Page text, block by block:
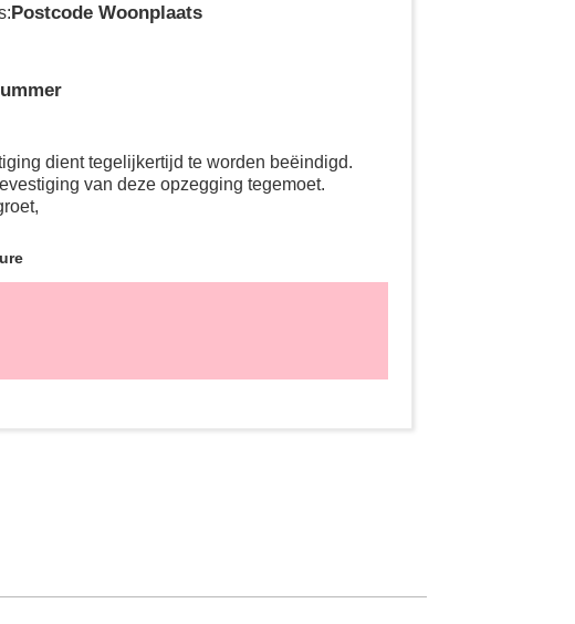
Postcode Woonplaats
dient tegelijkertijd te worden beëindigd.
van deze opzegging tegemoet.